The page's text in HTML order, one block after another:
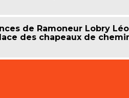
de Ramoneur Lobry
des chapeaux de